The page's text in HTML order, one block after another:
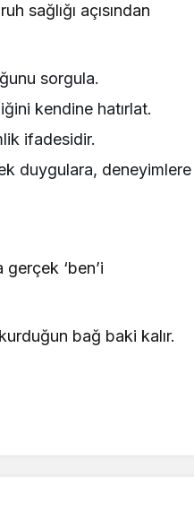
sağlığı açısından
sorgula.
kendine hatırlat.
ifadesidir.
duygulara, deneyimlere
‘ben’i
bağ baki kalır.